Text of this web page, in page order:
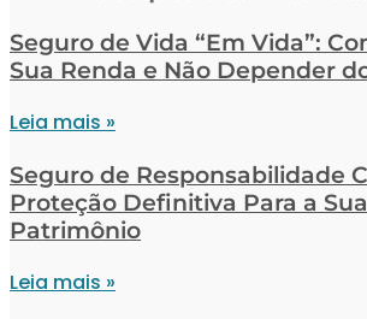
Seguro de Vida “Em Vida”:
Sua Renda e Não Depender
Leia mais »
Seguro de Responsabilidade
Proteção Definitiva Para a
Patrimônio
Leia mais »